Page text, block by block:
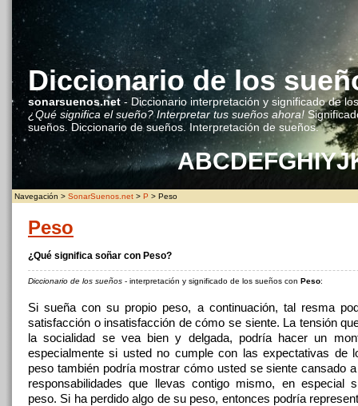
Diccionario de los
sonarsuenos.net- Diccionario interpretación y significado de
¿Qué significa el sueño? Interpretar tus sueños ahora!
sueños. Diccionario de sueños. Interpretación de sueños.
ABCDEFGHIYJ
Navegación > SonarSuenos.net > P > Peso
Peso
¿Qué significa soñar con Peso?
Diccionario de los sueños - interpretación y significado de los sueños con Peso:
Si sueña con su propio peso, a continuación, tal resma
satisfacción o insatisfacción de cómo se siente. La tensión
la socialidad se vea bien y delgada, podría hacer un
especialmente si usted no cumple con las expectativas de
peso también podría mostrar cómo usted se siente cansado
responsabilidades que llevas contigo mismo, en especial
peso. Si ha perdido algo de su peso, entonces podría